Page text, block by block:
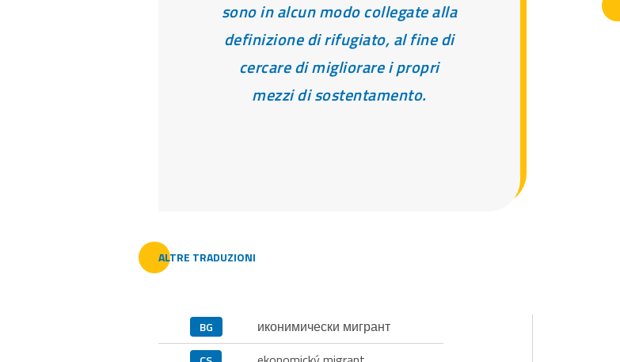
sono in alcun modo collegate alla
definizione di rifugiato, al fine di
cercare di migliorare i propri
mezzi di sostentamento.
ALTRE TRADUZIONI
BG иконимически мигрант